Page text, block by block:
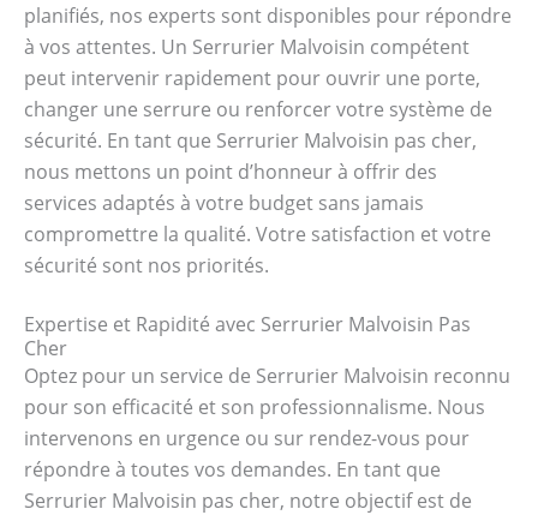
planifiés, nos experts sont disponibles pour répondre
à vos attentes. Un Serrurier Malvoisin compétent
peut intervenir rapidement pour ouvrir une porte,
changer une serrure ou renforcer votre système de
sécurité. En tant que Serrurier Malvoisin pas cher,
nous mettons un point d’honneur à offrir des
services adaptés à votre budget sans jamais
compromettre la qualité. Votre satisfaction et votre
sécurité sont nos priorités.
Expertise et Rapidité avec Serrurier Malvoisin Pas
Cher
Optez pour un service de Serrurier Malvoisin reconnu
pour son efficacité et son professionnalisme. Nous
intervenons en urgence ou sur rendez-vous pour
répondre à toutes vos demandes. En tant que
Serrurier Malvoisin pas cher, notre objectif est de